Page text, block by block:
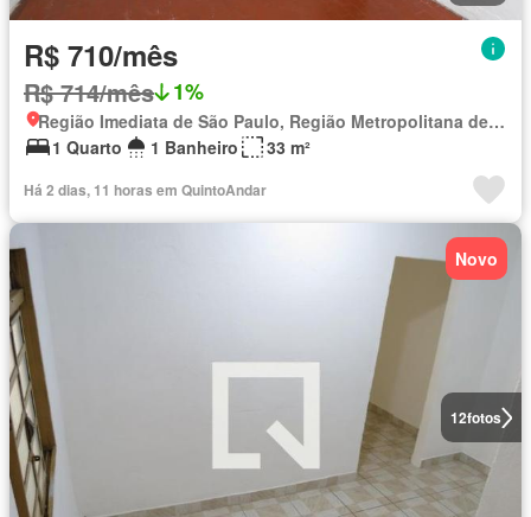
R$ 710/mês
R$ 714/mês 1%
Região Imediata de São Paulo, Região Metropolitana de São Paulo
1 Quarto
1 Banheiro 33 m²
Há 2 dias, 11 horas em QuintoAndar
12fotos
Novo